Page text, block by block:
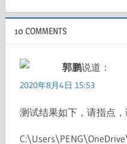
10 COMMENTS
郭鹏说道：
2020年8月4日 15:53
测试结果如下，请指点，